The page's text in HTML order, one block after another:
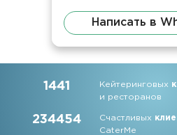
Написать в
1441 Кейтеринговых
и ресторанов
234454 Счастливых
CaterMe